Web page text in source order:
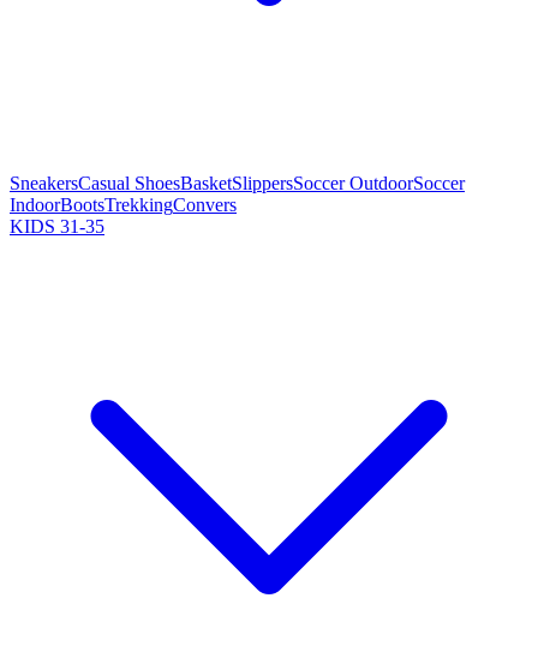
SneakersCasual ShoesBasketSlippersSoccer OutdoorSoccer
IndoorBootsTrekkingConvers
KIDS 31-35